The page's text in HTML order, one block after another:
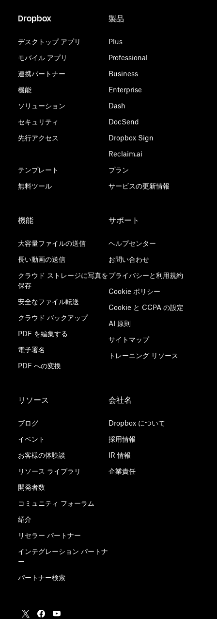
Dropbox
デスクトップ アプリ
モバイル アプリ
連携パートナー
機能
ソリューション
セキュリティ
先行アクセス
テンプレート
無料ツール
製品
Plus
Professional
Business
Enterprise
Dash
DocSend
Dropbox Sign
Reclaim.ai
プラン
サービスの更新情報
機能
大容量ファイルの送信
長い動画の送信
クラウド ストレージに写真を
保存
安全なファイル転送
クラウド バックアップ
PDF を編集する
電子署名
PDF への変換
サポート
ヘルプセンター
お問い合わせ
プライバシーと利用規約
Cookie ポリシー
Cookie と CCPA の設定
AI 原則
サイトマップ
トレーニング リソース
リソース
ブログ
イベント
お客様の体験談
リソース ライブラリ
開発者数
コミュニティ フォーラム
紹介
リセラー パートナー
インテグレーション パートナ
ー
パートナー検索
会社名
Dropbox について
採用情報
IR 情報
企業責任